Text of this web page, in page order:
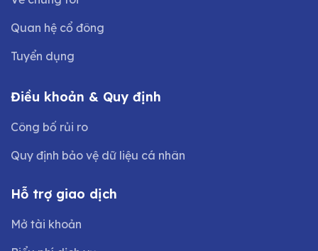
Quan hệ cổ đông
Tuyển dụng
Điều khoản & Quy định
Công bố rủi ro
Quy định bảo vệ dữ liệu cá nhân
Hỗ trợ giao dịch
Mở tài khoản